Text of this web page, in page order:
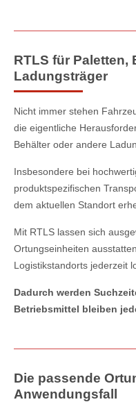
RTLS für Paletten,
Ladungsträger
Nicht immer stehen
die eigentliche
Behälter oder andere
Insbesondere bei
produktspezifischen
dem aktuellen Standort
Mit RTLS lassen sich
Ortungseinheiten
Logistikstandorts jederzeit
Dadurch werden
Betriebsmittel bleiben
Die passende
Anwendungsfall